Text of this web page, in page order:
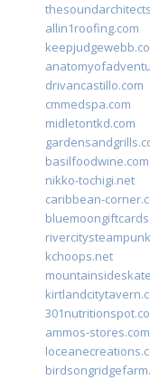
allin1roofing.com
drivancastillo.com
cmmedspa.com
midletontkd.com
basilfoodwine.com
nikko-tochigi.net
caribbean-
kchoops.net
ammos-stores.com